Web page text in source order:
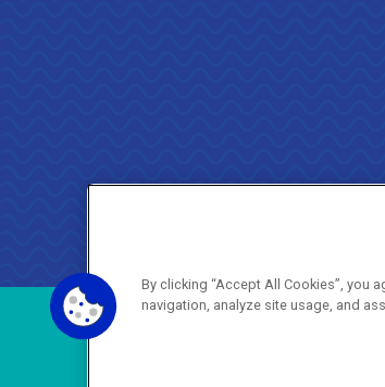
By clicking “Accept All Cookies”, you
navigation, analyze site usage, and